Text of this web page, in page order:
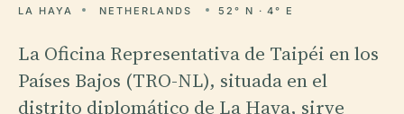
LA HAYA NETHERLANDS 52° N · 4° E
La Oficina Representativa de Taipéi en los
Países Bajos (TRO-NL), situada en el
distrito diplomático de La Haya, sirve